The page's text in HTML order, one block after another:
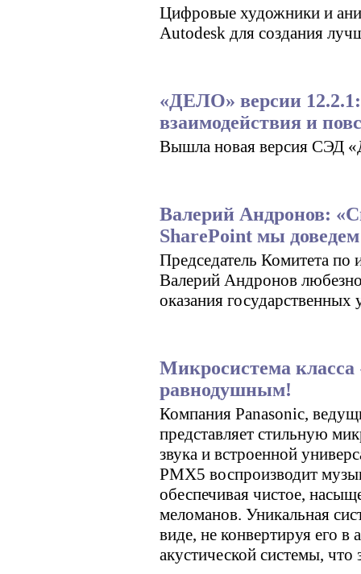
Цифровые художники и
Autodesk для создания
«ДЕЛО» версии
взаимодействия и
Вышла новая версия СЭД
Валерий Андронов:
SharePoint мы
Председатель Комитета
Валерий Андронов любезно
оказания
Микросистема
равнодушным!
Компания Panasonic,
представляет стильную
звука и встроенной
PMX5 воспроизводит
обеспечивая чистое,
меломанов. Уникальная
виде, не конвертируя его
акустической системы,